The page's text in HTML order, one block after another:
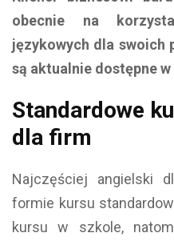
obecnie na
językowych dla swoich
są aktualnie dostępne
Standardowe
dla firm
Najczęściej angielski
formie kursu
kursu w szkole,